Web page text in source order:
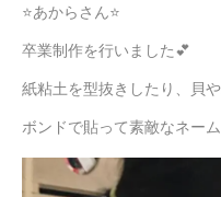
⭐あからさん⭐
卒業制作を行いました💕
紙粘土を型抜きしたり、貝
ボンドで貼って素敵なネー